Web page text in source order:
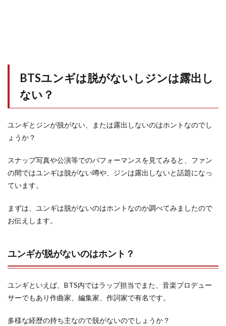
BTSユンギは脱がないしジンは露出し
ない？
ユンギとジンが脱がない、または露出しないのはホントなのでし
ょうか？
スナップ写真や公演等でのパフォーマンスを見てみると、ファン
の間ではユンギは脱がない噂や、ジンは露出しないと話題になっ
ています。
まずは、ユンギは脱がないのはホントなのか調べてみましたので
お伝えします。
ユンギが脱がないのはホント？
ユンギといえば、BTS内ではラップ担当でまた、音楽プロデュー
サーでもあり作曲家、編集家、作詞家で有名です。
多様な経歴の持ち主なので脱がないのでしょうか？